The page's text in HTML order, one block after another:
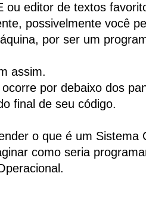
ou editor de textos
possivelmente você
por ser um
assim.
por debaixo dos
final de seu código.
o que é um Sistema
como seria